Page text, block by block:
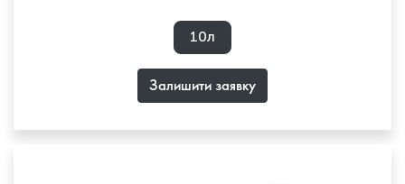
10л
Залишити заявку